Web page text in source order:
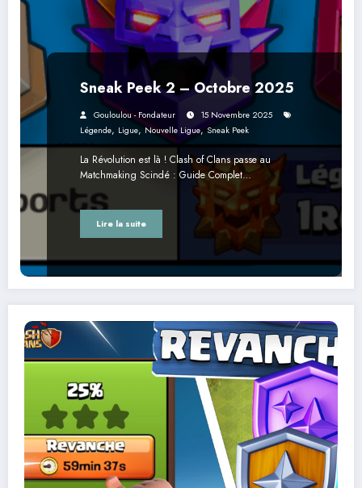
Sneak Peek 2 – Octobre 2025
Gouloulou - Fondateur
15 Novembre 2025
Légende, Ligue, Nouvelle Ligue,Sneak Peek
La Révolution est là ! Clash of Clans passe au
Matchmaking Scindé : Guide Complet…
Lire la suite